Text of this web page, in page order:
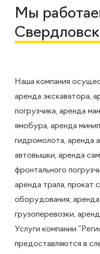
Мы
Наша компания
аренда экскаватора,
погрузчика, аренда
ямобура, аренда
гидромолота, аренда
автовышки, аренда
фронтального
аренда трала, прокат
оборудования, аренда
грузоперевозки,
Услуги компании
предоставляются в